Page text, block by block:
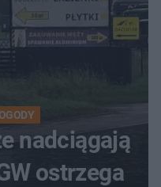
nadciągają
ostrzega